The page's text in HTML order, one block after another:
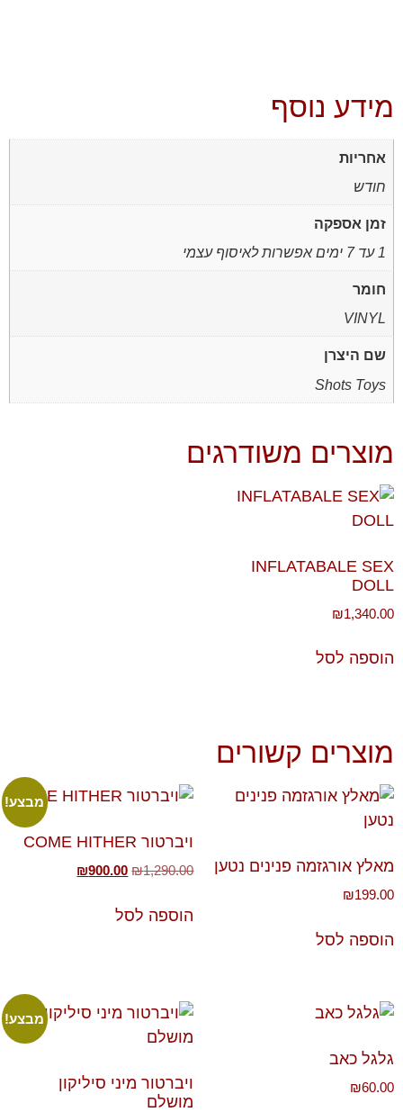
מידע נוסף
אחריות
חודש
זמן אספקה
1 עד 7 ימים אפשרות לאיסוף עצמי
חומר
VINYL
שם היצרן
Shots Toys
מוצרים משודרגים
INFLATABALE SEX
DOLL
₪1,340.00
הוספה לסל
מוצרים קשורים
מאלץ אורגזמה פנינים נטען
₪199.00
הוספה לסל
מבצע!
ויברטור COME HITHER
₪1,290.00
₪900.00
הוספה לסל
גלגל כאב
₪60.00
מבצע!
ויברטור מיני סיליקון
מושלם